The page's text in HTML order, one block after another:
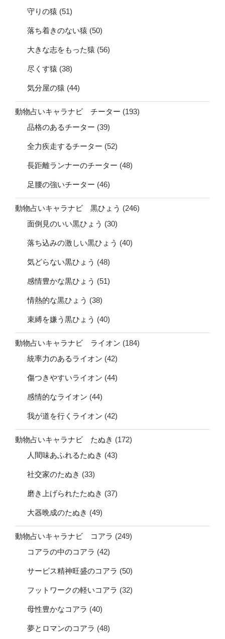
守りの猿 (51)
落ち着きのない猿 (50)
大きな志をもった猿 (56)
尽くす猿 (38)
気分屋の猿 (44)
動物占いキャラナビ チーター (193)
品格のあるチーター (39)
全力疾走するチーター (52)
長距離ランナーのチーター (48)
足腰の強いチーター (46)
動物占いキャラナビ 黒ひょう (246)
面倒見のいい黒ひょう (30)
落ち込みの激しい黒ひょう (40)
気どらない黒ひょう (48)
感情豊かな黒ひょう (51)
情熱的な黒ひょう (38)
束縛を嫌う黒ひょう (40)
動物占いキャラナビ ライオン (184)
統率力のあるライオン (42)
傷つきやすいライオン (44)
感情的なライオン (44)
我が道を行くライオン (42)
動物占いキャラナビ たぬき (172)
人間味あふれるたぬき (43)
社交家のたぬき (33)
磨き上げられたたぬき (37)
大器晩成のたぬき (49)
動物占いキャラナビ コアラ (249)
コアラの中のコアラ (42)
サービス精神旺盛のコアラ (50)
フットワークの軽いコアラ (32)
母性豊かなコアラ (40)
夢とロマンのコアラ (48)